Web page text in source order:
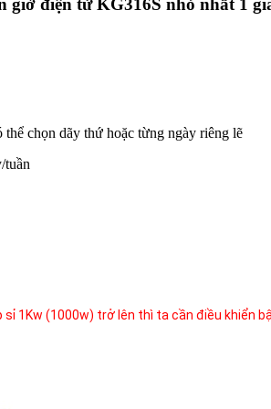
giờ điện tử KG316S nhỏ nhất 1
chọn dãy thứ hoặc từng ngày riêng lẽ
tuần
1Kw (1000w) trở lên thì ta cần điều khiển